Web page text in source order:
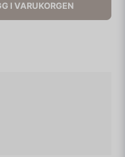
I VARUKORGEN